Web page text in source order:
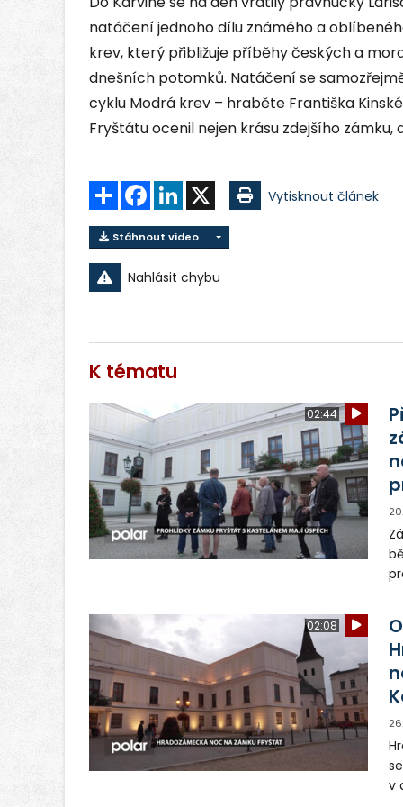
natáčení jednoho dílu známého a
krev, který přibližuje příběhy českých a
dnešních potomků. Natáčení se
cyklu Modrá krev – hraběte Františka
Fryštátu ocenil nejen krásu zdejšího zámku,
Sdílet FacebookLinkedIn Vytisknout článek
Stáhnout video
Nahlásit chybu
K tématu
02:44
02:08
v